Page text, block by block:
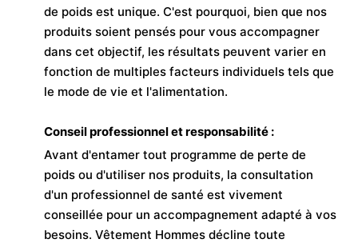
de poids est unique. C'est pourquoi, bien que nos
produits soient pensés pour vous accompagner
dans cet objectif, les résultats peuvent varier en
fonction de multiples facteurs individuels tels que
le mode de vie et l'alimentation.
Conseil professionnel et responsabilité :
Avant d'entamer tout programme de perte de
poids ou d'utiliser nos produits, la consultation
d'un professionnel de santé est vivement
conseillée pour un accompagnement adapté à vos
besoins. Vêtement Hommes décline toute